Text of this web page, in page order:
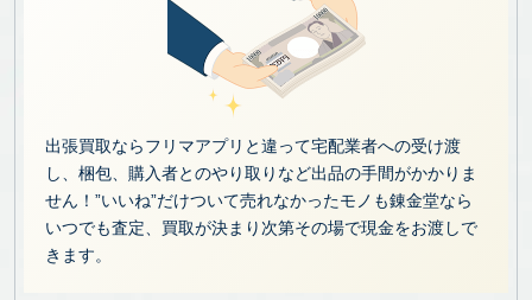
出張買取ならフリマアプリと違って宅配業者への受け渡
し、梱包、購入者とのやり取りなど出品の手間がかかりま
せん！”いいね”だけついて売れなかったモノも錬金堂なら
いつでも査定、買取が決まり次第その場で現金をお渡しで
きます。